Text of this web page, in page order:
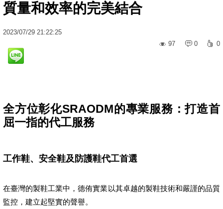
質量和效率的完美結合
2023/07/29 21:22:25
97
0 0
全方位彰化SRAODM的專業服務：打造首
屈一指的代工服務
工作鞋、安全鞋及防護鞋代工首選
在臺灣的製鞋工業中，德侑實業以其卓越的製鞋技術和嚴謹的品質
監控，建立起堅實的聲譽。